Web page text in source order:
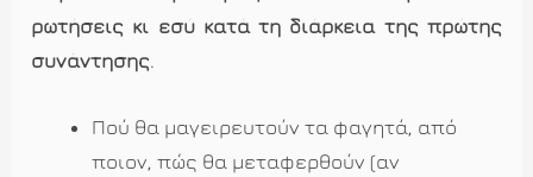
ρωτήσεις κι εσύ κατά τη διάρκεια της πρώτης
συνάντησης.
Πού θα μαγειρευτούν τα φαγητά, από
ποιον, πώς θα μεταφερθούν (αν